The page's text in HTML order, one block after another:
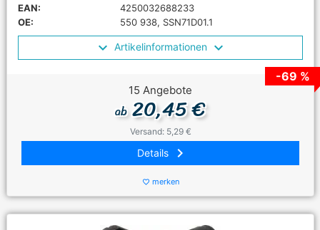
EAN:
4250032688233
OE:
550 938, SSN71D01.1
Artikelinformationen
-69 %
15 Angebote
ab20,45 €
Versand: 5,29 €
Details keyboard_arrow_right
favorite_border merken